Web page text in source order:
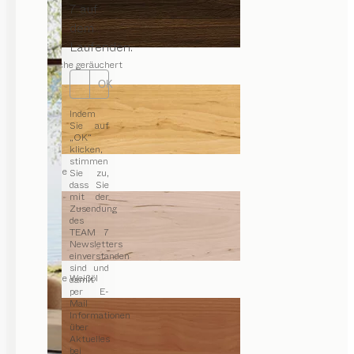
7 auf
dem
Laufenden.
OK
Indem
Sie auf
„OK“
klicken,
stimmen
Sie zu,
dass Sie
mit der
Zusendung
des
TEAM 7
Newsletters
einverstanden
sind und
damit
per E-
Mail
Informationen
über
Aktuelles
bei
Eiche geräuchert
Erle
Erle Weißöl